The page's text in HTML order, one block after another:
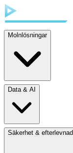
Molnlösningar
Data & AI
Säkerhet & efterlevnad